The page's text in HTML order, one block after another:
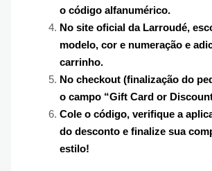
o código alfanumérico.
No site oficial da Larroudé,
modelo, cor e numeração e
carrinho.
No checkout (finalização do
o campo “Gift Card or
Cole o código, verifique a
do desconto e finalize sua
estilo!